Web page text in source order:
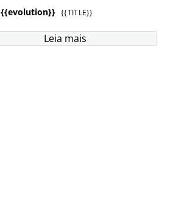
{{evolution}} {{TITLE}}
Leia mais